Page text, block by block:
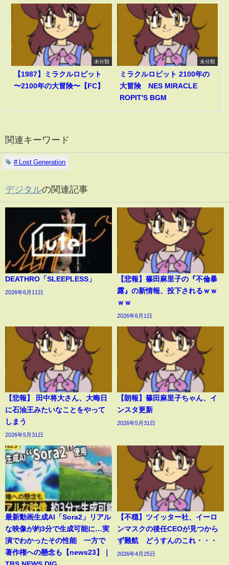
未分類
【1987】ミラクルロピット
〜2100年の大冒険〜【FC】
未分類
ミラクルロピット 2100年の
大冒険 NES MIRACLE
ROPIT'S BGM
関連キーワード
# Lost Generation
デジタルの関連記事
DEATHRO「SLEEPLESS」
2026年6月11日
【悲報】篠田麻里子の『不倫暴
露』の新情報、投下されるｗｗ
ｗｗ
2026年6月1日
【悲報】 田中将大さん、大晦日
に石油王みたいなことをやって
しまう
2026年5月31日
【朗報】篠田麻里子ちゃん、イ
ンスタ更新
2026年5月31日
最新動画生成AI「Sora2」リアル
な映像が約3分で生成可能に…実
演でわかったその性能 一方で
著作権への懸念も【news23】｜
【不穏】ツイッター社、イーロ
ンマスクの後任CEOが見つから
ず難航 どうすんのこれ・・・
2026年4月25日